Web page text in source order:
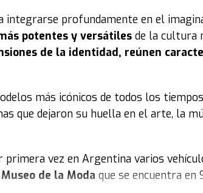
integrarse profundamente en el
potentes y versátiles de la cultura
de la identidad, reúnen
más icónicos de todos los
que dejaron su huella en el arte, la
primera vez en Argentina varios
Museo de la Moda que se encuentra en